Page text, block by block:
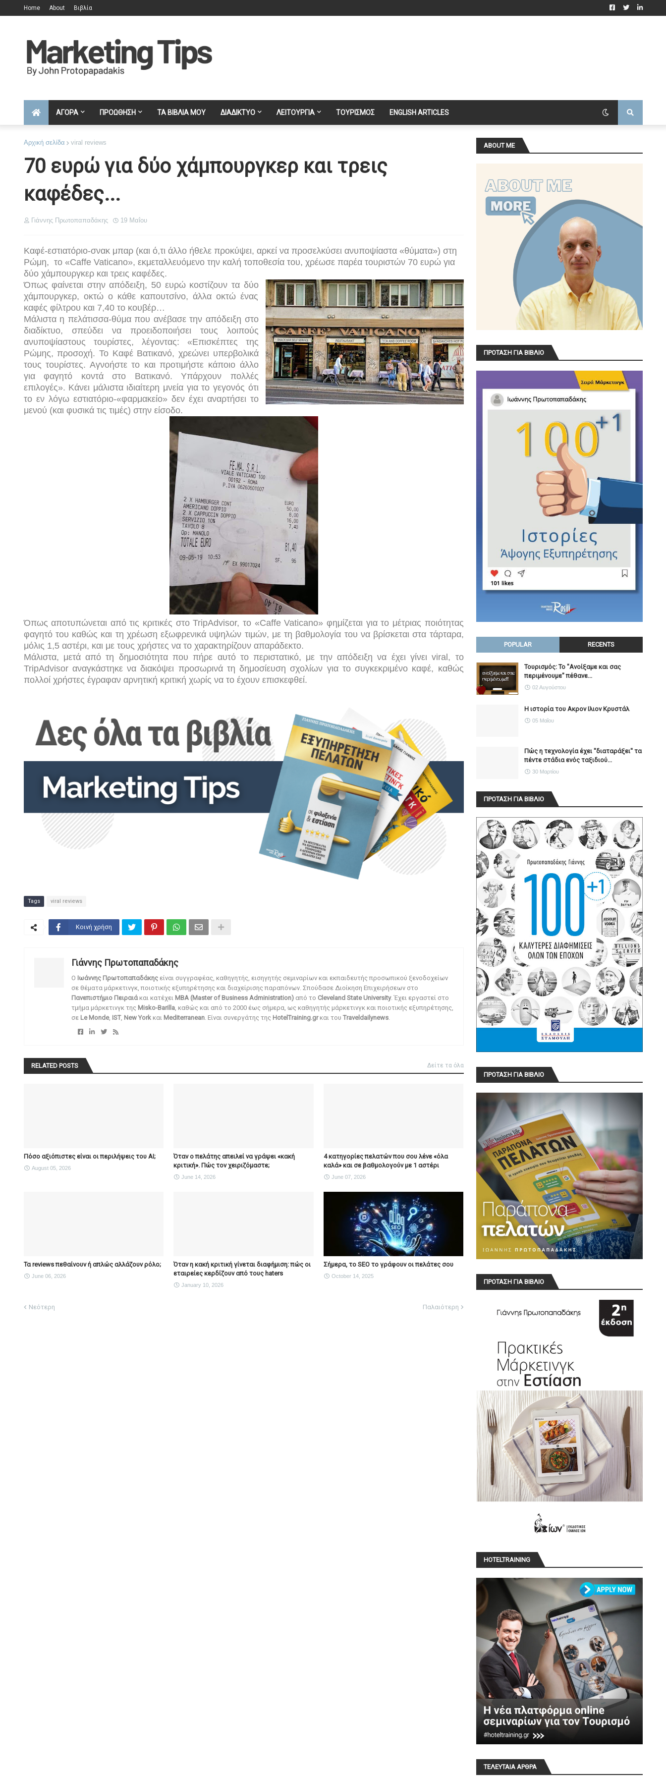
Home About Βιβλία
ΑΓΟΡΑ ΠΡΟΩΘΗΣΗ ΤΑ ΒΙΒΛΙΑ ΜΟΥ ΔΙΑΔΙΚΤΥΟ ΛΕΙΤΟΥΡΓΙΑ ΤΟΥΡΙΣΜΟΣ ENGLISH ARTICLES
Αρχική σελίδα viral reviews
70 ευρώ για δύο χάμπουργκερ και τρεις
καφέδες...
Γιάννης Πρωτοπαπαδάκης 19 Μαΐου
Καφέ-εστιατόριο-σνακ μπαρ (και ό,τι άλλο ήθελε προκύψει, αρκεί να προσελκύσει ανυποψίαστα «θύματα») στη
Ρώμη, το «Caffe Vaticano», εκμεταλλευόμενο την καλή τοποθεσία του, χρέωσε παρέα τουριστών 70 ευρώ για
δύο χάμπουργκερ και τρεις καφέδες.
Όπως φαίνεται στην απόδειξη, 50 ευρώ κοστίζουν τα δύο
χάμπουργκερ, οκτώ ο κάθε καπουτσίνο, άλλα οκτώ ένας
καφές φίλτρου και 7,40 το κουβέρ…
Μάλιστα η πελάτισσα-θύμα που ανέβασε την απόδειξη στο
διαδίκτυο, σπεύδει να προειδοποιήσει τους λοιπούς
ανυποψίαστους τουρίστες, λέγοντας: «Επισκέπτες της
Ρώμης, προσοχή. Το Καφέ Βατικανό, χρεώνει υπερβολικά
τους τουρίστες. Αγνοήστε το και προτιμήστε κάποιο άλλο
για φαγητό κοντά στο Βατικανό. Υπάρχουν πολλές
επιλογές». Κάνει μάλιστα ιδιαίτερη μνεία για το γεγονός ότι
το εν λόγω εστιατόριο-«φαρμακείο» δεν έχει αναρτήσει το
μενού (και φυσικά τις τιμές) στην είσοδο.
Όπως αποτυπώνεται από τις κριτικές στο TripAdvisor, το «Caffe Vaticano» φημίζεται για το μέτριας ποιότητας
φαγητό του καθώς και τη χρέωση εξωφρενικά υψηλών τιμών, με τη βαθμολογία του να βρίσκεται στα τάρταρα,
μόλις 1,5 αστέρι, και με τους χρήστες να το χαρακτηρίζουν απαράδεκτο.
Μάλιστα, μετά από τη δημοσιότητα που πήρε αυτό το περιστατικό, με την απόδειξη να έχει γίνει viral, το
TripΑdvisor αναγκάστηκε να διακόψει προσωρινά τη δημοσίευση σχολίων για το συγκεκριμένο καφέ, καθώς
πολλοί χρήστες έγραφαν αρνητική κριτική χωρίς να το έχουν επισκεφθεί.
Tags viral reviews
Κοινή χρήση
Γιάννης Πρωτοπαπαδάκης
O Ιωάννης Πρωτοπαπαδάκης είναι συγγραφέας, καθηγητής, εισηγητής σεμιναρίων και εκπαιδευτής προσωπικού ξενοδοχείων
σε θέματα μάρκετινγκ, ποιοτικής εξυπηρέτησης και διαχείρισης παραπόνων. Σπούδασε Διοίκηση Επιχειρήσεων στο
Πανεπιστήμιο Πειραιάκαι κατέχει MBA (Master of Business Administration)από το Cleveland State University. Έχει εργαστεί στο
τμήμα μάρκετινγκ της Misko-Barilla, καθώς και από το 2000 έως σήμερα, ως καθηγητής μάρκετινγκ και ποιοτικής εξυπηρέτησης,
σε Le Monde, IST, New Yorkκαι Mediterranean. Είναι συνεργάτης της HotelTraining.grκαι του Traveldailynews.
RELATED POSTS Δείτε τα όλα
Πόσο αξιόπιστες είναι οι περιλήψεις του ΑΙ;
August 05, 2026
Όταν ο πελάτης απειλεί να γράψει «κακή
κριτική». Πώς τον χειριζόμαστε;
June 14, 2026
4 κατηγορίες πελατών που σου λένε «όλα
καλά» και σε βαθμολογούν με 1 αστέρι
June 07, 2026
Τα reviews πεθαίνουν ή απλώς αλλάζουν ρόλο;
June 06, 2026
Όταν η κακή κριτική γίνεται διαφήμιση: πώς οι
εταιρείες κερδίζουν από τους haters
January 10, 2026
Σήμερα, το SEO το γράφουν οι πελάτες σου
October 14, 2025
Νεότερη Παλαιότερη
ABOUT ME
ΠΡΟΤΑΣΗ ΓΙΑ ΒΙΒΛΙΟ
POPULAR RECENTS
Τουρισμός: Το "Ανοίξαμε και σας
περιμένουμε" πέθανε...
02 Αυγούστου
Η ιστορία του Ακρον Ιλιον Κρυστάλ
05 Μαΐου
Πώς η τεχνολογία έχει ''διαταράξει'' τα
πέντε στάδια ενός ταξιδιού...
30 Μαρτίου
ΠΡΟΤΑΣΗ ΓΙΑ ΒΙΒΛΙΟ
ΠΡΟΤΑΣΗ ΓΙΑ ΒΙΒΛΙΟ
ΠΡΟΤΑΣΗ ΓΙΑ ΒΙΒΛΙΟ
HOTELTRAINING
ΤΕΛΕΥΤΑΙΑ ΑΡΘΡΑ